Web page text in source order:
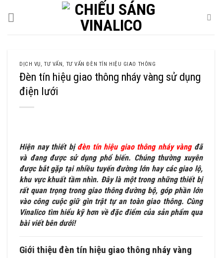
DỊCH VỤ,TƯ VẤN, TƯ VẤN ĐÈN TÍN HIỆU GIAO THÔNG
Đèn tín hiệu giao thông nháy vàng sử dụng
điện lưới
Hiện nay thiết bị đèn tín hiệu giao thông nháy vàngđã
và đang được sử dụng phổ biến. Chúng thường xuyên
được bắt gặp tại nhiều tuyến đường lớn hay các giao lộ,
khu vực khuất tầm nhìn. Đây là một trong những thiết bị
rất quan trọng trong giao thông đường bộ, góp phần lớn
vào công cuộc giữ gìn trật tự an toàn giao thông. Cùng
Vinalico tìm hiểu kỹ hơn về đặc điểm của sản phẩm qua
bài viết bên dưới!
Giới thiệu đèn tín hiệu giao thông nháy vàng